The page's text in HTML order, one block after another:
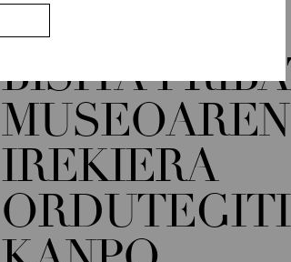
BISITA
MUSEOAREN
IREKIERA